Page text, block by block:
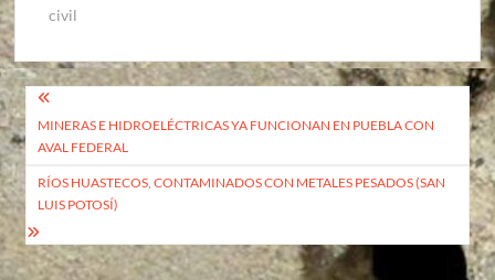
civil
Navegación
de
entradas
MINERAS E HIDROELÉCTRICAS YA FUNCIONAN EN PUEBLA CON
AVAL FEDERAL
RÍOS HUASTECOS, CONTAMINADOS CON METALES PESADOS (SAN
LUIS POTOSÍ)